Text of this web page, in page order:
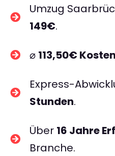
Umzug
149€.
⌀ 113,50€ Kosten
Express-
Stunden.
Über 16 Jahre
Branche.